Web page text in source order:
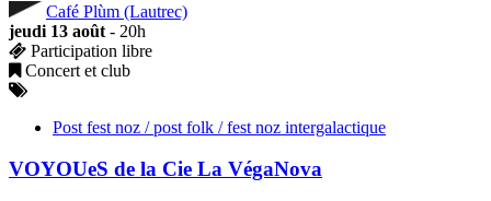
Café Plùm (Lautrec)
jeudi 13 août - 20h
Participation libre
Concert et club
Post fest noz / post folk / fest noz intergalactique
VOYOUeS de la Cie La VégaNova